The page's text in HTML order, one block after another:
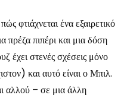
φτιάχνεται ένα εξαιρετικό
πρέζα πιπέρι και μια δόση
στενές σχέσεις μόνο
και αυτό είναι ο Μπιλ.
αλλού – σε μια άλλη